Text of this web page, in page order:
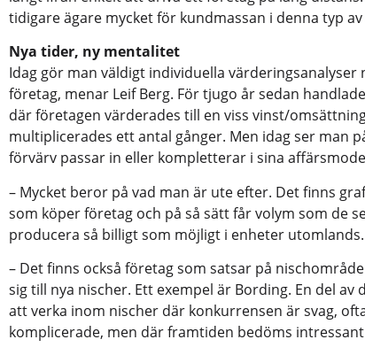
tidigare ägare mycket för kundmassan i denna typ
Nya tider, ny mentalitet
Idag gör man väldigt individuella
företag, menar Leif Berg. För tjugo år sedan
där företagen värderades till en viss vinst/
multiplicerades ett antal gånger. Men idag ser man
förvärv passar in eller kompletterar i sina
– Mycket beror på vad man är ute efter. Det finns
som köper företag och på så sätt får volym som de
producera så billigt som möjligt i enheter utomlands.
– Det finns också företag som satsar på
sig till nya nischer. Ett exempel är Bording. En del av
att verka inom nischer där konkurrensen är svag,
komplicerade, men där framtiden bedöms